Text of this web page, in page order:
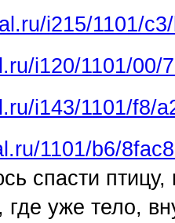
спасти
где уже тело,